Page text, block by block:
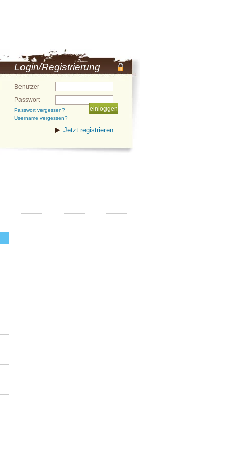
Login/Registrierung
Benutzer
Passwort
Passwort vergessen?
Username vergessen?
Jetzt registrieren